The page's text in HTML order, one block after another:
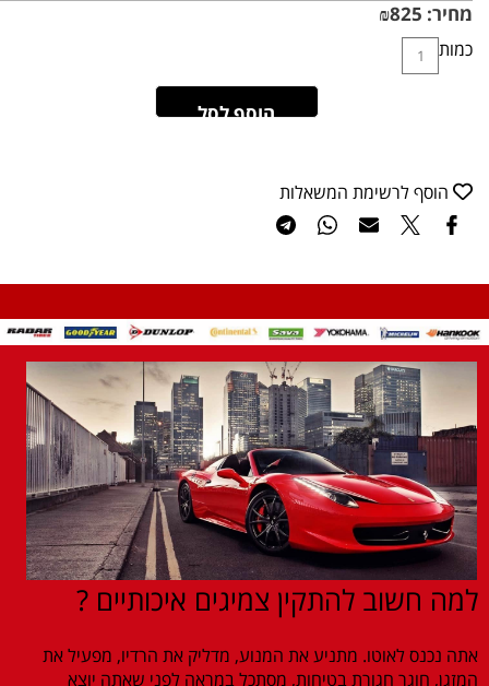
מחיר: ₪825
כמות
הוסף לסל
הוסף לרשימת המשאלות
למה חשוב להתקין צמיגים איכותיים ?
אתה נכנס לאוטו. מתניע את המנוע, מדליק את הרדיו, מפעיל את
המזגן, חוגר חגורת בטיחות, מסתכל במראה לפני שאתה יוצא